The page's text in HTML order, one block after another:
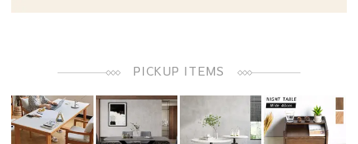
PICKUP ITEMS